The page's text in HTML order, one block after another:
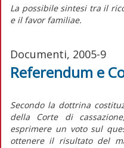
La possibile sintesi tra il
e il favor familiae.
Documenti, 2005-9
Referendum e
Secondo la dottrina
della Corte di
esprimere un voto sul
ottenere il risultato del